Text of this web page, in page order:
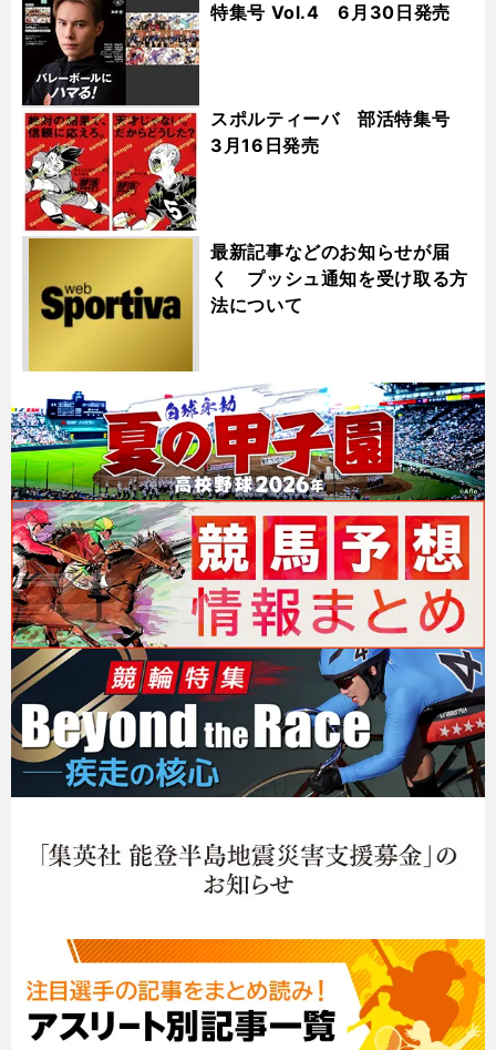
特集号 Vol.4 6月30日発売
スポルティーバ 部活特集号
3月16日発売
最新記事などのお知らせが届
く プッシュ通知を受け取る方
法について